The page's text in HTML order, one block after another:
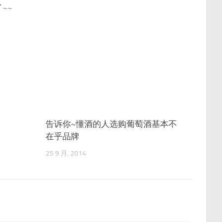
告诉你~懂酒的人选购葡萄酒基本不
在乎品牌
25 9 月, 2014